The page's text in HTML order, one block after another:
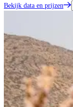
Bekijk data en prijzen